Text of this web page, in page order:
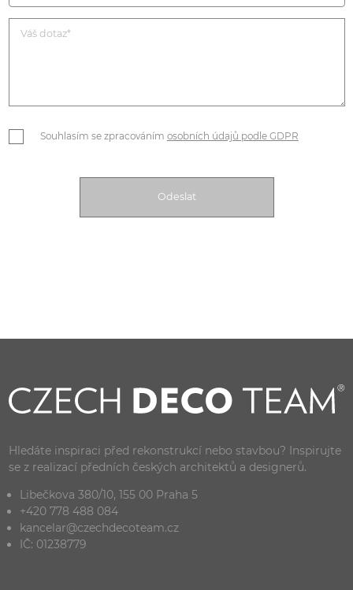
Souhlasím se zpracováním osobních údajů podle GDPR
Hledáte inspiraci před rekonstrukcí nebo stavbou? Inspirujte
se z realizací předních českých architektů a designerů.
Libečkova 380/10, 155 00 Praha 5
+420 778 488 084
kancelar@czechdecoteam.cz
IČ: 01238779